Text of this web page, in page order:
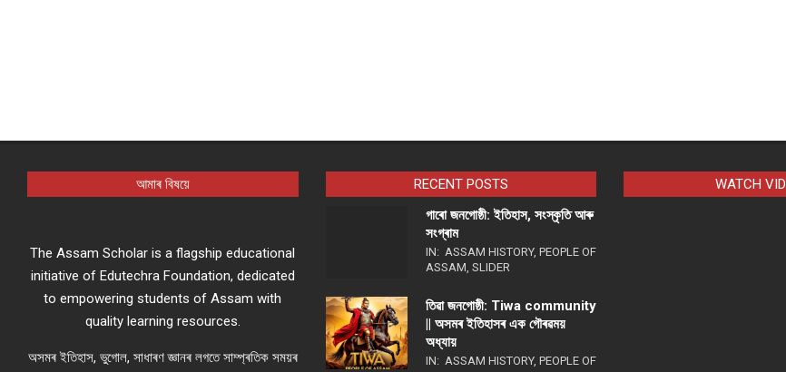
আমাৰ বিষয়ে
The Assam Scholar is a flagship educational
initiative of Edutechra Foundation, dedicated
to empowering students of Assam with
quality learning resources.
অসমৰ ইতিহাস, ভুগোল, সাধাৰণ জ্ঞানৰ লগতে সাম্প্ৰতিক সময়ৰ
RECENT POSTS
গাৰো জনগোষ্ঠী: ইতিহাস, সংস্কৃতি আৰু
সংগ্ৰাম
IN: ASSAM HISTORY, PEOPLE OF
ASSAM, SLIDER
তিৱা জনগোষ্ঠী: Tiwa community
|| অসমৰ ইতিহাসৰ এক গৌৰৱময়
অধ্যায়
IN: ASSAM HISTORY, PEOPLE OF
WATCH